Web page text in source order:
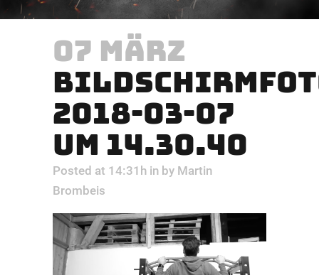
07 MÄRZ
2018-03-07
UM 14.30.40
Posted at 14:31h in by Martin
Brombeis